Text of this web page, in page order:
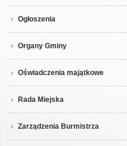
Ogłoszenia
Organy Gminy
Oświadczenia majątkowe
Rada Miejska
Zarządzenia Burmistrza